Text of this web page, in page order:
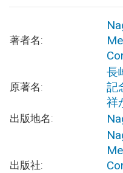
著者名:
原著名:
長
記
祥
出版地名:
出版社: